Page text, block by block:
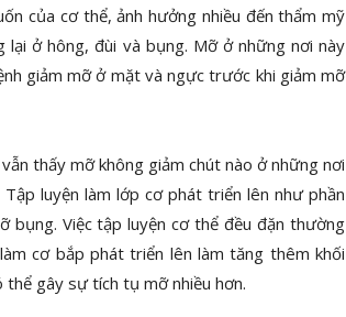
của cơ thể, ảnh hưởng nhiều đến thẩm mỹ
ở hông, đùi và bụng. Mỡ ở những nơi này
giảm mỡ ở mặt và ngực trước khi giảm mỡ
thấy mỡ không giảm chút nào ở những nơi
luyện làm lớp cơ phát triển lên như phần
Việc tập luyện cơ thể đều đặn thường
cơ bắp phát triển lên làm tăng thêm khối
gây sự tích tụ mỡ nhiều hơn.